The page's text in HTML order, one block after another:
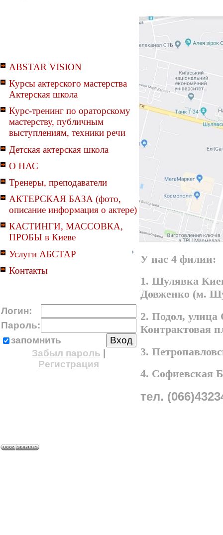
ABSTAR VISION
Курсы актерского мастерства
Актерская школа
Курс-тренинг по ораторскому
мастерству, публичным
выступлениям, техники речи
Детская актерская школа
О НАС
Тренеры, преподаватели
АКТЕРСКАЯ БАЗА (фото,
описание информация о актере)
КАСТИНГИ, МАССОВКА,
ПРОБЫ в Киеве
Услуги АБСТАР
Контакты
Логин:
Пароль:
запомнить
Забыл пароль
Регистрация
У нас 4 филии:
1. Шулявка
Довженко (м.
2. Подол,
Контрактовая
3.
4. Софиевская
тел.